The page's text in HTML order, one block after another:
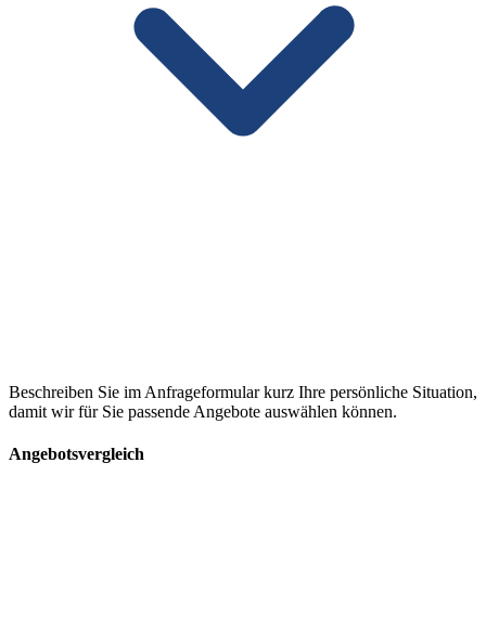
Beschreiben Sie im Anfrageformular kurz Ihre persönliche Situation,
damit wir für Sie passende Angebote auswählen können.
Angebotsvergleich